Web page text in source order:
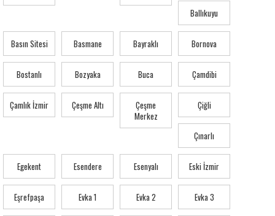
Ballıkuyu
Basın Sitesi Basmane Bayraklı Bornova
Bostanlı Bozyaka Buca Çamdibi
Çamlık İzmir Çeşme Altı
Çeşme
Merkez
Çiğli
Çınarlı
Egekent Esendere Esenyalı Eski İzmir
Eşrefpaşa Evka 1 Evka 2 Evka 3